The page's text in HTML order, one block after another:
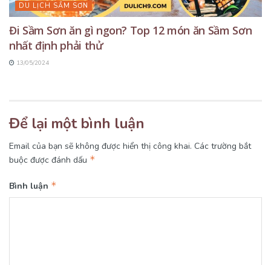
DU LỊCH SẦM SƠN
Đi Sầm Sơn ăn gì ngon? Top 12 món ăn Sầm Sơn
nhất định phải thử
13/05/2024
Để lại một bình luận
Email của bạn sẽ không được hiển thị công khai. Các trường bắt
buộc được đánh dấu *
Bình luận *